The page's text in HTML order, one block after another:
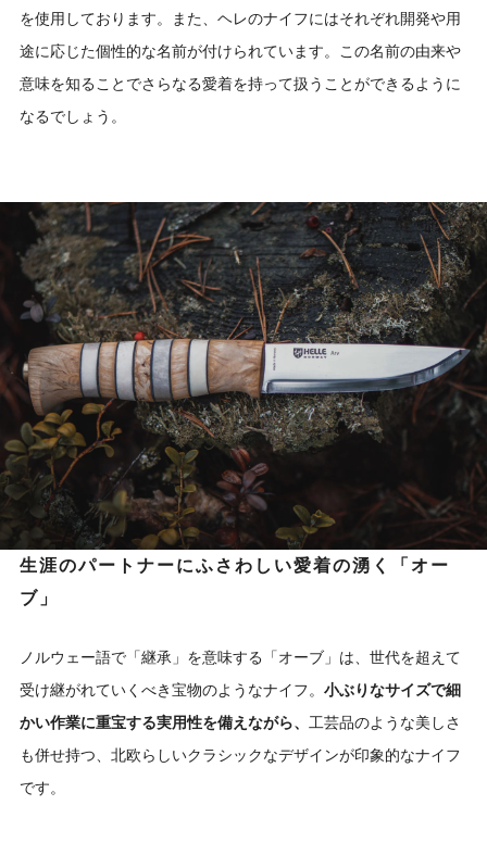
を使用しております。また、ヘレのナイフにはそれぞれ開発や用
途に応じた個性的な名前が付けられています。この名前の由来や
意味を知ることでさらなる愛着を持って扱うことができるように
なるでしょう。
生涯のパートナーにふさわしい愛着の湧く「オー
ブ」
ノルウェー語で「継承」を意味する「オーブ」は、世代を超えて
受け継がれていくべき宝物のようなナイフ。 小ぶりなサイズで細
かい作業に重宝する実用性を備えながら、 工芸品のような美しさ
も併せ持つ、北欧らしいクラシックなデザインが印象的なナイフ
です。